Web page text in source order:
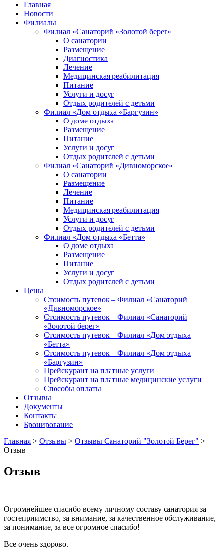
Главная
Новости
Филиалы
Филиал «Санаторий «Золотой берег»
О санатории
Размещение
Диагностика
Лечение
Медицинская реабилитация
Питание
Услуги и досуг
Отдых родителей с детьми
Филиал «Дом отдыха «Баргузин»
О доме отдыха
Размещение
Питание
Услуги и досуг
Отдых родителей с детьми
Филиал «Санаторий «Дивноморское»
О санатории
Размещение
Лечение
Питание
Медицинская реабилитация
Услуги и досуг
Отдых родителей с детьми
Филиал «Дом отдыха «Бетта»
О доме отдыха
Размещение
Питание
Услуги и досуг
Отдых родителей с детьми
Цены
Стоимость путевок – Филиал «Санаторий
«Дивноморское»
Стоимость путевок – Филиал «Санаторий
«Золотой берег»
Стоимость путевок – Филиал «Дом отдыха
«Бетта»
Стоимость путевок – Филиал «Дом отдыха
«Баргузин»
Прейскурант на платные услуги
Прейскурант на платные медицинские услуги
Способы оплаты
Отзывы
Документы
Контакты
Бронирование
Главная > Отзывы > Отзывы Санаторий "Золотой Берег" >
Отзыв
Отзыв
Огромнейшее спасибо всему личному составу санатория за
гостеприимство, за внимание, за качественное обслуживание,
за понимание, за все огромное спасибо!
Все очень здорово.